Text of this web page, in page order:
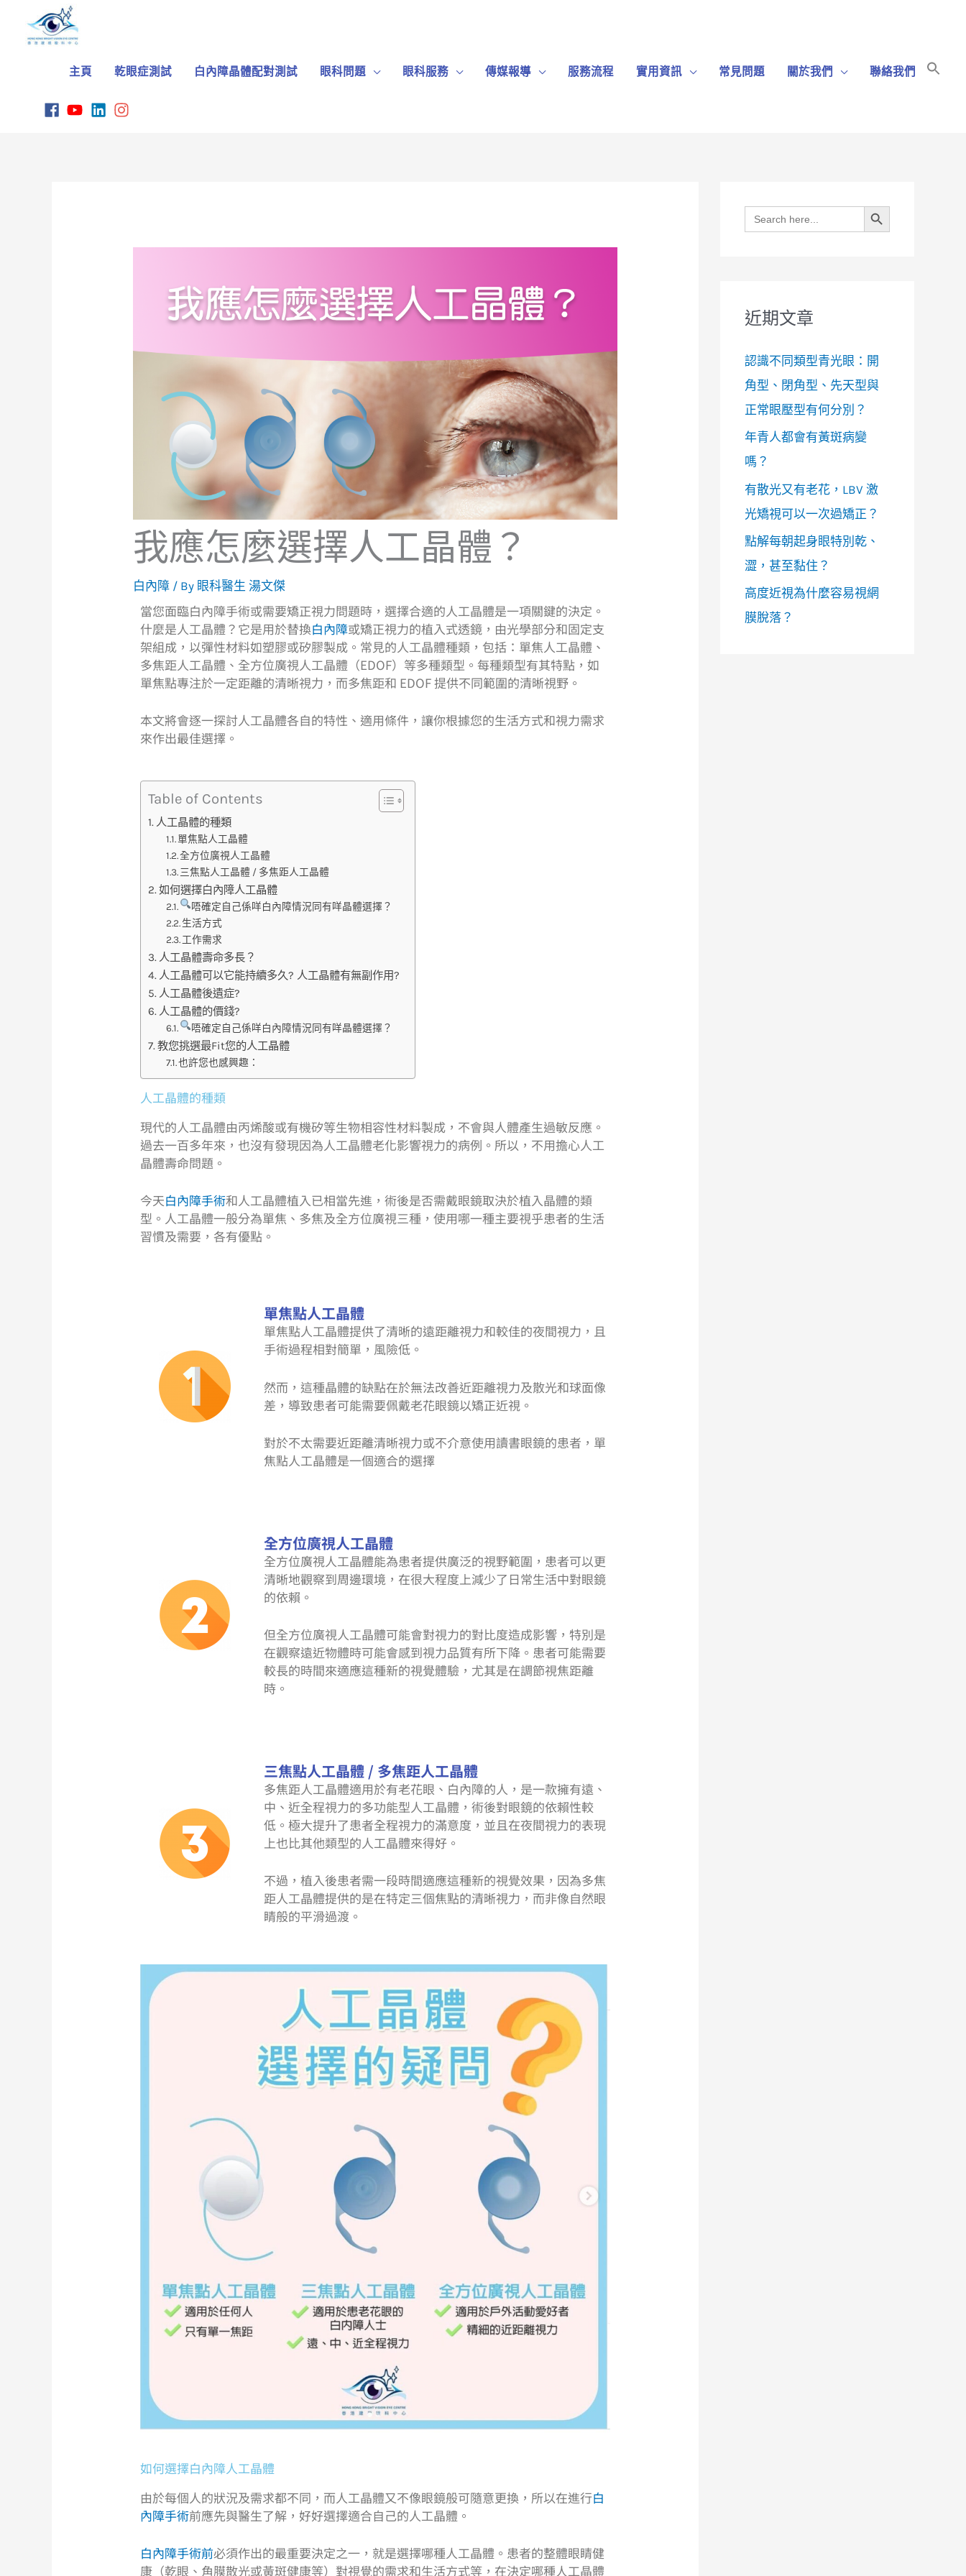
content
主頁 乾眼症測試 白內障晶體配對測試 眼科問題 眼科服務 傳媒報導 服務流程 實用資訊 常見問題 關於我們 聯絡我們
我應怎麼選擇人工晶體？
白內障 / By 眼科醫生 湯文傑
當您面臨白內障手術或需要矯正視力問題時，選擇合適的人工晶體是一項關鍵的決定。
什麼是人工晶體？它是用於替換白內障或矯正視力的植入式透鏡，由光學部分和固定支
架組成，以彈性材料如塑膠或矽膠製成。常見的人工晶體種類，包括：單焦人工晶體、
多焦距人工晶體、全方位廣視人工晶體（EDOF）等多種類型。每種類型有其特點，如
單焦點專注於一定距離的清晰視力，而多焦距和 EDOF 提供不同範圍的清晰視野。
本文將會逐一探討人工晶體各自的特性、適用條件，讓你根據您的生活方式和視力需求
來作出最佳選擇。
Table of Contents
人工晶體的種類
單焦點人工晶體
全方位廣視人工晶體
三焦點人工晶體 / 多焦距人工晶體
如何選擇白內障人工晶體
唔確定自己係咩白內障情況同有咩晶體選擇？
生活方式
工作需求
人工晶體壽命多長？
人工晶體可以它能持續多久? 人工晶體有無副作用?
人工晶體後遺症?
人工晶體的價錢?
唔確定自己係咩白內障情況同有咩晶體選擇？
教您挑選最Fit您的人工晶體
也許您也感興趣：
人工晶體的種類
現代的人工晶體由丙烯酸或有機矽等生物相容性材料製成，不會與人體產生過敏反應。
過去一百多年來，也沒有發現因為人工晶體老化影響視力的病例。所以，不用擔心人工
晶體壽命問題。
今天白內障手術和人工晶體植入已相當先進，術後是否需戴眼鏡取決於植入晶體的類
型。人工晶體一般分為單焦、多焦及全方位廣視三種，使用哪一種主要視乎患者的生活
習慣及需要，各有優點。
單焦點人工晶體
單焦點人工晶體提供了清晰的遠距離視力和較佳的夜間視力，且
手術過程相對簡單，風險低。
然而，這種晶體的缺點在於無法改善近距離視力及散光和球面像
差，導致患者可能需要佩戴老花眼鏡以矯正近視。
對於不太需要近距離清晰視力或不介意使用讀書眼鏡的患者，單
焦點人工晶體是一個適合的選擇
全方位廣視人工晶體
全方位廣視人工晶體能為患者提供廣泛的視野範圍，患者可以更
清晰地觀察到周邊環境，在很大程度上減少了日常生活中對眼鏡
的依賴。
但全方位廣視人工晶體可能會對視力的對比度造成影響，特別是
在觀察遠近物體時可能會感到視力品質有所下降。患者可能需要
較長的時間來適應這種新的視覺體驗，尤其是在調節視焦距離
時。
三焦點人工晶體 / 多焦距人工晶體
多焦距人工晶體適用於有老花眼、白內障的人，是一款擁有遠、
中、近全程視力的多功能型人工晶體，術後對眼鏡的依賴性較
低。極大提升了患者全程視力的滿意度，並且在夜間視力的表現
上也比其他類型的人工晶體來得好。
不過，植入後患者需一段時間適應這種新的視覺效果，因為多焦
距人工晶體提供的是在特定三個焦點的清晰視力，而非像自然眼
睛般的平滑過渡。
如何選擇白內障人工晶體
由於每個人的狀況及需求都不同，而人工晶體又不像眼鏡般可隨意更換，所以在進行白
內障手術前應先與醫生了解，好好選擇適合自己的人工晶體。
白內障手術前必須作出的最重要決定之一，就是選擇哪種人工晶體。患者的整體眼睛健
康（乾眼、角膜散光或黃斑健康等）對視覺的需求和生活方式等，在決定哪種人工晶體
Search
for:
Search Button
近期文章
認識不同類型青光眼：開
角型、閉角型、先天型與
正常眼壓型有何分別？
年青人都會有黃斑病變
嗎？
有散光又有老花，LBV 激
光矯視可以一次過矯正？
點解每朝起身眼特別乾、
澀，甚至黏住？
高度近視為什麼容易視網
膜脫落？